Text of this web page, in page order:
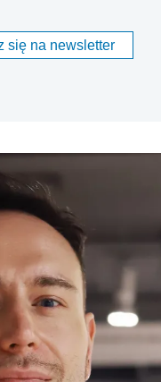
się na newsletter